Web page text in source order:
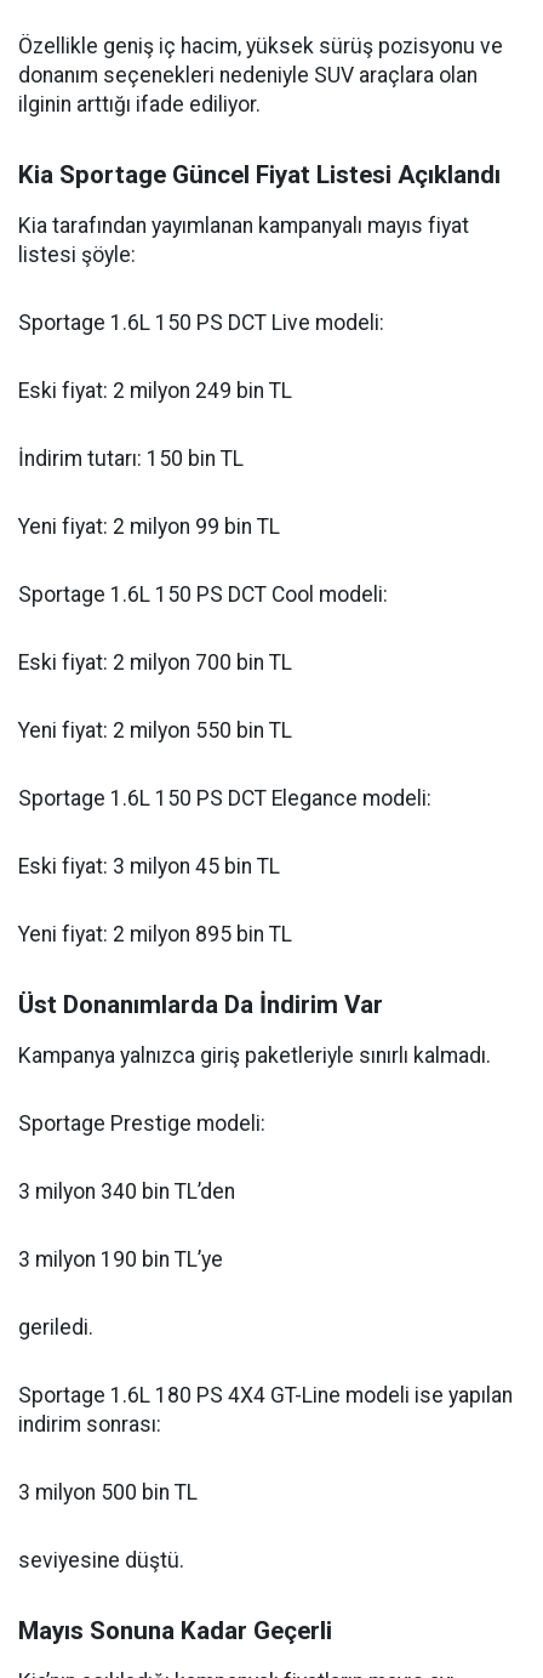
Özellikle geniş iç hacim, yüksek sürüş pozisyonu ve
donanım seçenekleri nedeniyle SUV araçlara olan
ilginin arttığı ifade ediliyor.
Kia Sportage Güncel Fiyat Listesi Açıklandı
Kia tarafından yayımlanan kampanyalı mayıs fiyat
listesi şöyle:
Sportage 1.6L 150 PS DCT Live modeli:
Eski fiyat: 2 milyon 249 bin TL
İndirim tutarı: 150 bin TL
Yeni fiyat: 2 milyon 99 bin TL
Sportage 1.6L 150 PS DCT Cool modeli:
Eski fiyat: 2 milyon 700 bin TL
Yeni fiyat: 2 milyon 550 bin TL
Sportage 1.6L 150 PS DCT Elegance modeli:
Eski fiyat: 3 milyon 45 bin TL
Yeni fiyat: 2 milyon 895 bin TL
Üst Donanımlarda Da İndirim Var
Kampanya yalnızca giriş paketleriyle sınırlı kalmadı.
Sportage Prestige modeli:
3 milyon 340 bin TL’den
3 milyon 190 bin TL’ye
geriledi.
Sportage 1.6L 180 PS 4X4 GT-Line modeli ise yapılan
indirim sonrası:
3 milyon 500 bin TL
seviyesine düştü.
Mayıs Sonuna Kadar Geçerli